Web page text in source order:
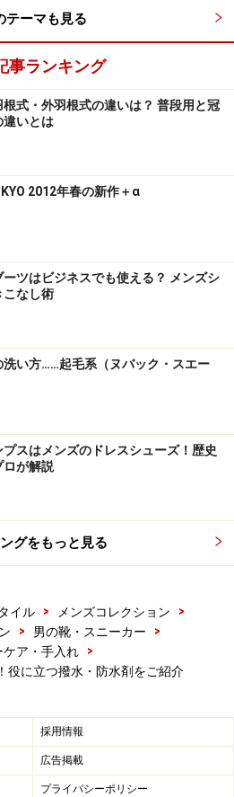
ター3×3」は、塗布した後も素
わらないことで以前から定評の
的商品です。一方「コロニル
昨今技術革新の甚だしいナノテ
との「表面張力の差」をより大
プレー。
と大切にしているドレスシュー
ない時や「帰り道でひょっとし
？」のような場合など、普段使
文句なしの性能を発揮してくれ
前に靴全体にまんべんなくス
最大限に発揮させるためのコツ
分すれば表面が乾いてきますの
したらスムースレザーの場合は
毛系のものは軽くブラッシング
単純に「雨に遭うもしくは雨に
度スプレーするもの」と覚えて
徹してくれますよ！
ズの性能を上げるワック
テーマも見る
事ランキング
式・外羽根式の違いは？ 普段用と冠
違いとは
2012年春の新作＋α
ツはビジネスでも使える？ メンズシ
こなし術
洗い方……起毛系（ヌバック・スエー
スはメンズのドレスシューズ！歴史
ロが解説
グをもっと見る
イル > メンズコレクション
>
> 男の靴・スニーカー
>
ケア・手入れ
>
役に立つ撥水・防水剤をご紹介
採用情報
広告掲載
プライバシーポリシー